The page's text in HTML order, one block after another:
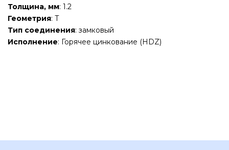
Толщина, мм: 1.2
Геометрия: Т
Тип соединения: замковый
Исполнение: Горячее цинкование (HDZ)